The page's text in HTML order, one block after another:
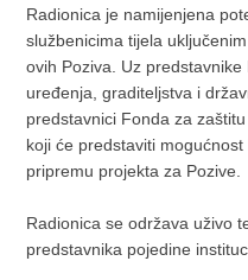
Radionica je namijenjena
službenicima tijela
ovih Poziva. Uz
uređenja, graditeljstva i
predstavnici Fonda za
koji će predstaviti
pripremu projekta za Pozive.
Radionica se održava uživo
predstavnika pojedine